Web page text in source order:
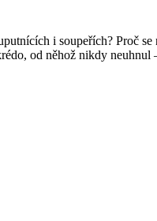
i soupeřích? Proč
od něhož nikdy